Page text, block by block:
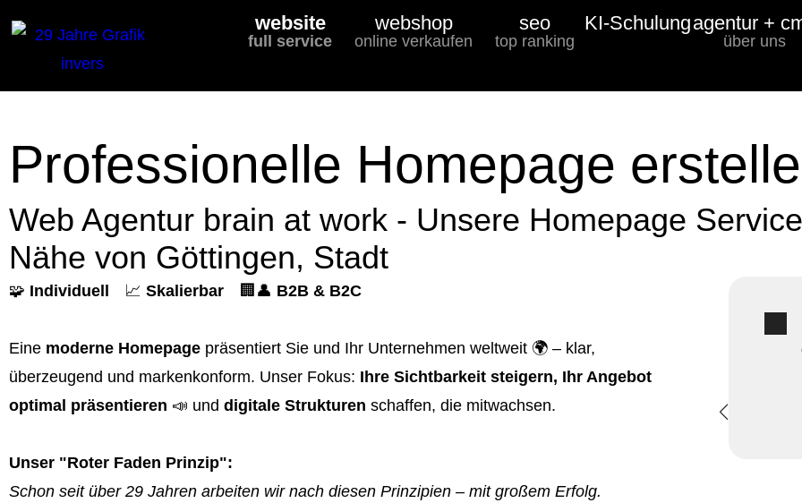
website
full service
webshop
online verkaufen
seo
top ranking
KI-Schulungagentur +
über uns
Professionelle Homepage
Web Agentur brain at work - Unsere Homepage
Nähe von Göttingen, Stadt
🧩 Individuell 📈 Skalierbar 🏢👤 B2B & B2C
Eine moderne Homepage präsentiert Sie und Ihr Unternehmen weltweit 🌍 – klar,
überzeugend und markenkonform. Unser Fokus: Ihre Sichtbarkeit steigern, Ihr Angebot
optimal präsentieren 📣 und digitale Strukturen schaffen, die mitwachsen.
Unser "Roter Faden Prinzip":
Schon seit über 29 Jahren arbeiten wir nach diesen Prinzipien – mit großem Erfolg.